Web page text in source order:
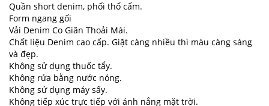
Quần short denim, phối thổ cẩm.
Form ngang gối
Vải Denim Co Giãn Thoải Mái.
Chất liệu Denim cao cấp. Giặt càng nhiều thì màu càng sáng
và đẹp.
Không sử dụng thuốc tẩy.
Không rửa bằng nước nóng.
Không sử dụng máy sấy.
Không tiếp xúc trực tiếp với ánh nắng mặt trời.